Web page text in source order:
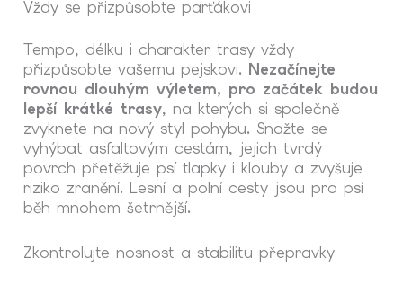
Vždy se přizpůsobte parťákovi
Tempo, délku i charakter trasy vždy
přizpůsobte vašemu pejskovi. Nezačínejte
rovnou dlouhým výletem, pro začátek budou
lepší krátké trasy, na kterých si společně
zvyknete na nový styl pohybu. Snažte se
vyhýbat asfaltovým cestám, jejich tvrdý
povrch přetěžuje psí tlapky i klouby a zvyšuje
riziko zranění. Lesní a polní cesty jsou pro psí
běh mnohem šetrnější.
Zkontrolujte nosnost a stabilitu přepravky